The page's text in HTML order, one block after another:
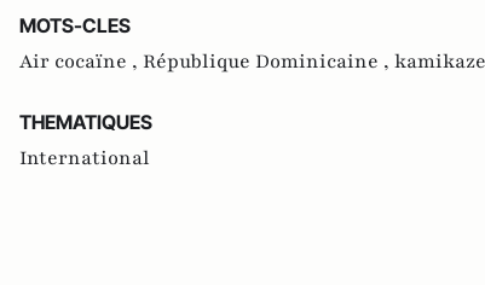
MOTS-CLES
Air cocaïne , République Dominicaine , kamikaze
THEMATIQUES
International